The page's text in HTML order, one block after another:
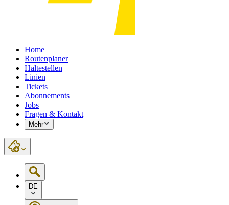
Home
Routenplaner
Haltestellen
Linien
Tickets
Abonnements
Jobs
Fragen & Kontakt
Mehr
DE